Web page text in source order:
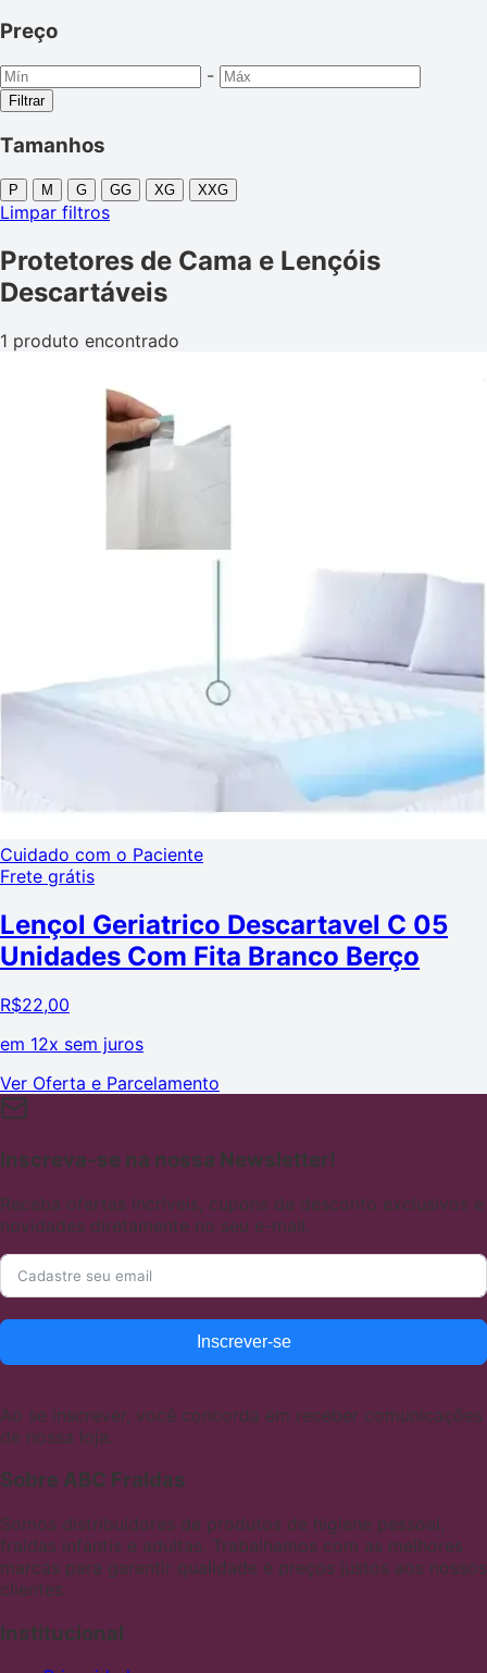
Preço
-
Filtrar
Tamanhos
P M G GG XG XXG
Limpar filtros
Protetores de Cama e Lençóis
Descartáveis
1 produto encontrado
Cuidado com o Paciente
Frete grátis
Lençol Geriatrico Descartavel C 05
Unidades Com Fita Branco Berço
R$22,00
em 12x sem juros
Ver Oferta e Parcelamento
Inscreva-se na nossa Newsletter!
Receba ofertas incríveis, cupons de desconto exclusivos e
novidades diretamente no seu e-mail.
Inscrever-se
Ao se inscrever, você concorda em receber comunicações
de nossa loja.
Sobre ABC Fraldas
Somos distribuidores de produtos de higiene pessoal,
fraldas infantis e adultas. Trabalhamos com as melhores
marcas para garantir qualidade e preços justos aos nossos
clientes
Institucional